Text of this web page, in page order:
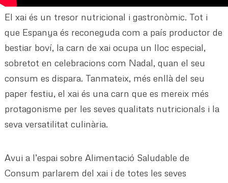
El xai és un tresor nutricional i gastronòmic. Tot i
que Espanya és reconeguda com a país productor de
bestiar boví, la carn de xai ocupa un lloc especial,
sobretot en celebracions com Nadal, quan el seu
consum es dispara. Tanmateix, més enllà del seu
paper festiu, el xai és una carn que es mereix més
protagonisme per les seves qualitats nutricionals i la
seva versatilitat culinària.
Avui a l’espai sobre Alimentació Saludable de
Consum parlarem del xai i de totes les seves